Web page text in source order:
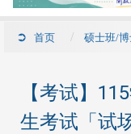
首页 硕士班/博
【考试】
生考试「试